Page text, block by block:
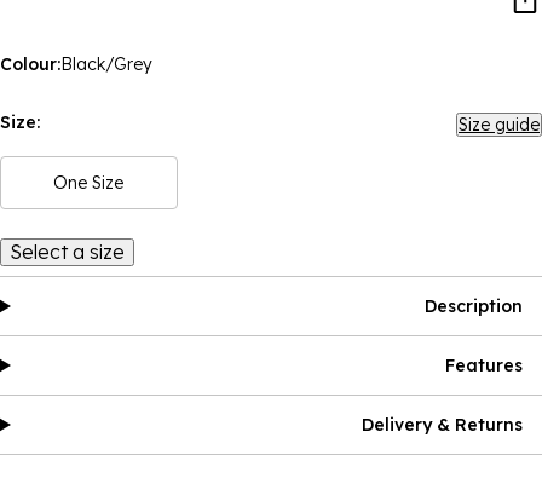
Colour:Black/Grey
Size: Size guide
One Size
Select a size
Description
Features
Delivery & Returns